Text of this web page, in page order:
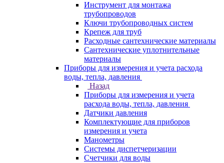
Инструмент для монтажа
трубопроводов
Ключи трубопроводных систем
Крепеж для труб
Расходные сантехнические материалы
Сантехнические уплотнительные
материалы
Приборы для измерения и учета расхода
воды, тепла, давления
Назад
Приборы для измерения и учета
расхода воды, тепла, давления
Датчики давления
Комплектующие для приборов
измерения и учета
Манометры
Системы диспетчеризации
Счетчики для воды